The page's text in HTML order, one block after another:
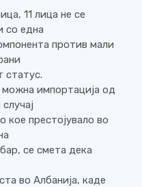
11 лица не се
со една
против мали
статус.
можна импортација од
кое престојувало во
се смета дека
во Албанија, каде